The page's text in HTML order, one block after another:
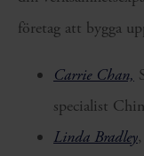
företag att bygga
Carrie Chan,
specialist
Linda Bradley